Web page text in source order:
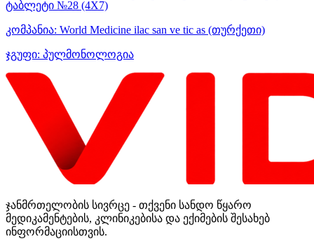
ტაბლეტი №28 (4X7)
კომპანია: World Medicine ilac san ve tic as (თურქეთი)
ჯგუფი: პულმონოლოგია
ჯანმრთელობის სივრცე - თქვენი სანდო წყარო
მედიკამენტების, კლინიკებისა და ექიმების შესახებ
ინფორმაციისთვის.